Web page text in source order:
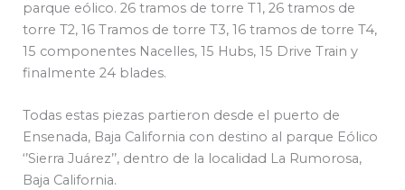
parque eólico. 26 tramos de torre T1, 26 tramos de
torre T2, 16 Tramos de torre T3, 16 tramos de torre T4,
15 componentes Nacelles, 15 Hubs, 15 Drive Train y
finalmente 24 blades.
Todas estas piezas partieron desde el puerto de
Ensenada, Baja California con destino al parque Eólico
‘’Sierra Juárez’’, dentro de la localidad La Rumorosa,
Baja California.